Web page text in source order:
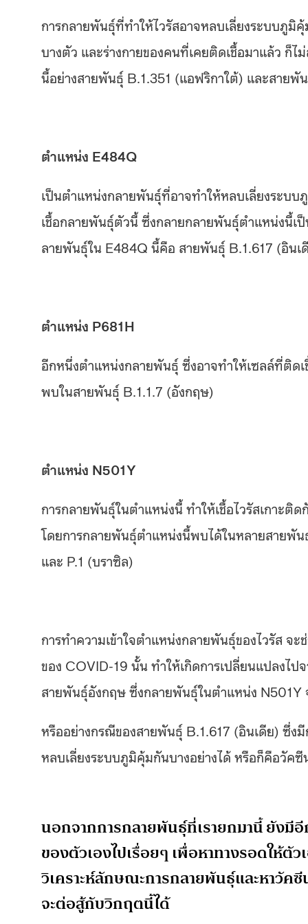
การกลายพันธุ์ที่ทำให้ไวรัสอาจหลบเลี่ยงระบบภูมิ
บางตัว และร่างกายของคนที่เคยติดเชื้อมาแล้ว ก็
นี้อย่างสายพันธุ์ B.1.351 (แอฟริกาใต้) และสายพั
ตำแหน่ง E484Q
เป็นตำแหน่งกลายพันธุ์ที่อาจทำให้หลบเลี่ยงระบ
เชื้อกลายพันธุ์ตัวนี้ ซึ่งกลายกลายพันธุ์ตำแหน่งนี้เ
ลายพันธุ์ใน E484Q นี้คือ สายพันธุ์ B.1.617 (อินเ
ตำแหน่ง P681H
อีกหนึ่งตำแหน่งกลายพันธุ์ ซึ่งอาจทำให้เซลล์ที่ติด
พบในสายพันธุ์ B.1.1.7 (อังกฤษ)
ตำแหน่ง N501Y
การกลายพันธุ์ในตำแหน่งนี้ ทำให้เชื้อไวรัสเกาะติ
โดยการกลายพันธุ์ตำแหน่งนี้พบได้ในหลายสายพั
และ P.1 (บราซิล)
การทำความเข้าใจตำแหน่งกลายพันธุ์ของไวรัส จ
ของ COVID-19 นั้น ทำให้เกิดการเปลี่ยนแปลงไ
สายพันธุ์อังกฤษ ซึ่งกลายพันธุ์ในตำแหน่ง N501Y
หรืออย่างกรณีของสายพันธุ์ B.1.617 (อินเดีย) ซึ่ง
หลบเลี่ยงระบบภูมิคุ้มกันบางอย่างได้ หรือก็คือวัค
นอกจากการกลายพันธุ์ที่เรายกมานี้ ยังมี
ของตัวเองไปเรื่อยๆ เพื่อหาทางรอดให้ตั
วิเคราะห์ลักษณะการกลายพันธุ์และหาวัค
จะต่อสู้กับวิกฤตนี้ได้